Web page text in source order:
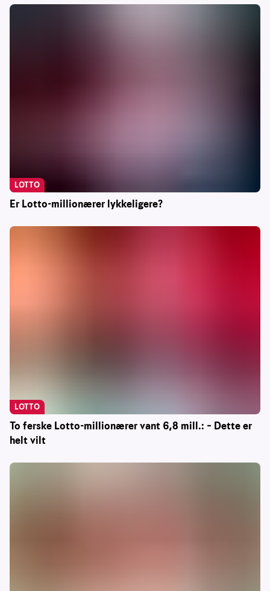
Er Lotto-millionærer lykkeligere?
LOTTO
To ferske Lotto-millionærer vant 6,8 mill.: – Dette er
helt vilt
LOTTO